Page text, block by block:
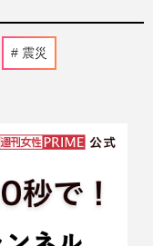
震災